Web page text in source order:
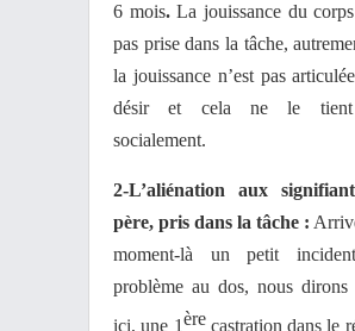
6 mois.La jouissance du corps
pas prise dans la tâche,
la jouissance n’est pas
désir et cela ne le
socialement.
2-L’aliénation aux
père, pris dans la tâche :
moment-là un petit
problème au dos, nous dirons
ici, une 1èrecastration dans le